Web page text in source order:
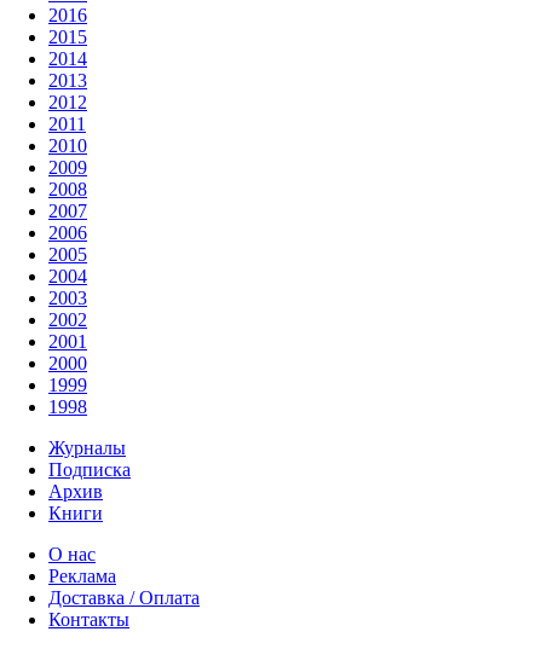
2016
2015
2014
2013
2012
2011
2010
2009
2008
2007
2006
2005
2004
2003
2002
2001
2000
1999
1998
Журналы
Подписка
Архив
Книги
О нас
Реклама
Доставка / Оплата
Контакты